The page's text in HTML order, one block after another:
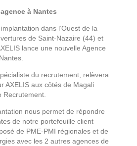
à Nantes
dans l’Ouest de la
de Saint-Nazaire (44) et
lance une nouvelle Agence
du recrutement, relèvera
AXELIS aux côtés de Magali
Recrutement.
nous permet de répondre
de notre portefeuille client
de PME-PMI régionales et de
avec les 2 autres agences de